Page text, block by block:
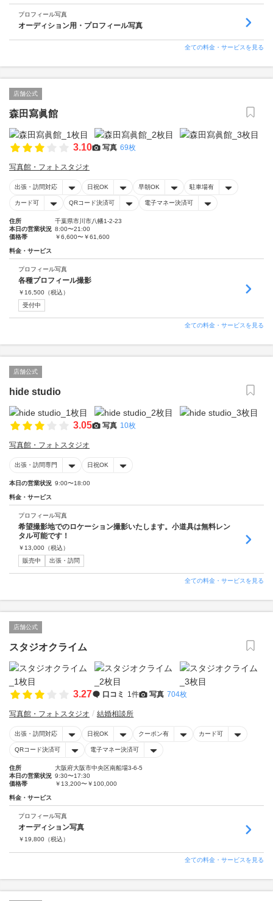
プロフィール写真
オーディション用・プロフィール写真
全ての料金・サービスを見る
店舗公式
森田寫眞館
3.10 写真 69枚
写真館・フォトスタジオ
出張・訪問対応 日祝OK 早朝OK 駐車場有
カード可 QRコード決済可 電子マネー決済可
住所
千葉県市川市八幡1-2-23
本日の営業状況 8:00〜21:00
価格帯
￥6,600〜￥61,600
料金・サービス
プロフィール写真
各種プロフィール撮影
￥ 16,500 （税込）
受付中
全ての料金・サービスを見る
店舗公式
hide studio
3.05 写真 10枚
写真館・フォトスタジオ
出張・訪問専門 日祝OK
本日の営業状況 9:00〜18:00
料金・サービス
プロフィール写真
希望撮影地でのロケーション撮影いたします。小道具は無料レン
タル可能です！
￥ 13,000 （税込）
販売中
出張・訪問
全ての料金・サービスを見る
店舗公式
スタジオクライム
3.27 口コミ 1件 写真 704枚
写真館・フォトスタジオ 結婚相談所
出張・訪問対応 日祝OK クーポン有 カード可
QRコード決済可 電子マネー決済可
住所
大阪府大阪市中央区南船場3-6-5
本日の営業状況 9:30〜17:30
価格帯
￥13,200〜￥100,000
料金・サービス
プロフィール写真
オーディション写真
￥ 19,800 （税込）
全ての料金・サービスを見る